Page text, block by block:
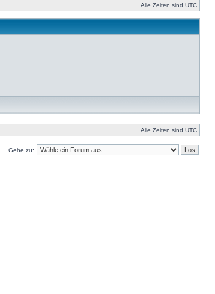
Alle Zeiten sind UTC
Alle Zeiten sind UTC
Gehe zu: